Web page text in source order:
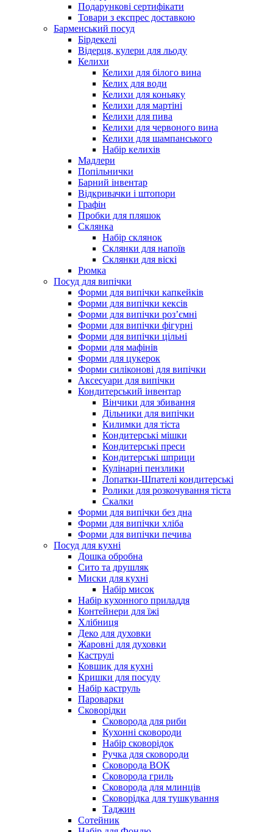
Подарункові сертифікати
Товари з експрес доставкою
Барменський посуд
Бірдекелі
Відерця, кулери для льоду
Келихи
Келихи для білого вина
Келих для води
Келихи для коньяку
Келихи для мартіні
Келихи для пива
Келихи для червоного вина
Келихи для шампанського
Набір келихів
Мадлери
Попільнички
Барний інвентар
Відкривачки і штопори
Графін
Пробки для пляшок
Склянка
Набір склянок
Склянки для напоїв
Склянки для віскі
Рюмка
Посуд для випічки
Форми для випічки капкейків
Форми для випічки кексів
Форми для випічки роз’ємні
Форми для випічки фігурні
Форми для випічки цільні
Форми для мафінів
Форми для цукерок
Форми силіконові для випічки
Аксесуари для випічки
Кондитерський інвентар
Вінчики для збивання
Дільники для випічки
Килимки для тіста
Кондитерські мішки
Кондитерські преси
Кондитерські шприци
Кулінарні пензлики
Лопатки-Шпателі кондитерські
Ролики для розкочування тіста
Скалки
Форми для випічки без дна
Форми для випічки хліба
Форми для випічки печива
Посуд для кухні
Дошка обробна
Сито та друшляк
Миски для кухні
Набір мисок
Набір кухонного приладдя
Контейнери для їжі
Хлібниця
Деко для духовки
Жаровні для духовки
Каструлі
Ковшик для кухні
Кришки для посуду
Набір каструль
Пароварки
Сковорідки
Сковорода для риби
Кухонні сковороди
Набір сковорідок
Ручка для сковороди
Сковорода ВОК
Сковорода гриль
Сковорода для млинців
Сковорідка для тушкування
Таджин
Сотейник